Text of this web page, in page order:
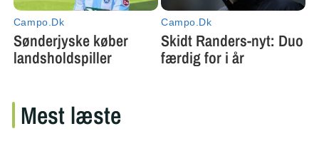
Mest læste